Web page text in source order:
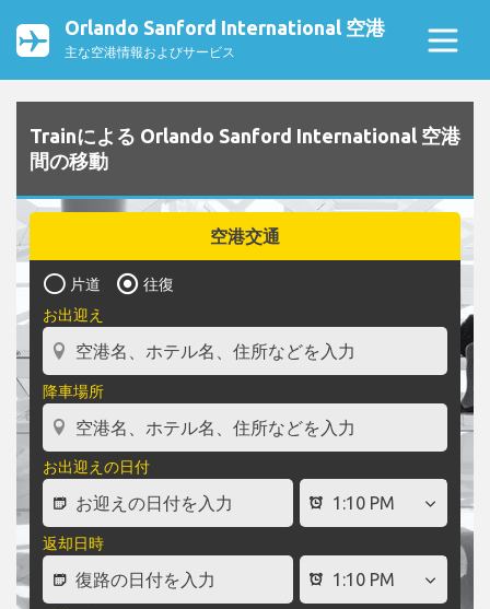
Orlando Sanford International 空港
主な空港情報およびサービス
Trainによる Orlando Sanford International 空港
間の移動
空港交通
片道
往復
お出迎え
降車場所
お出迎えの日付
返却日時